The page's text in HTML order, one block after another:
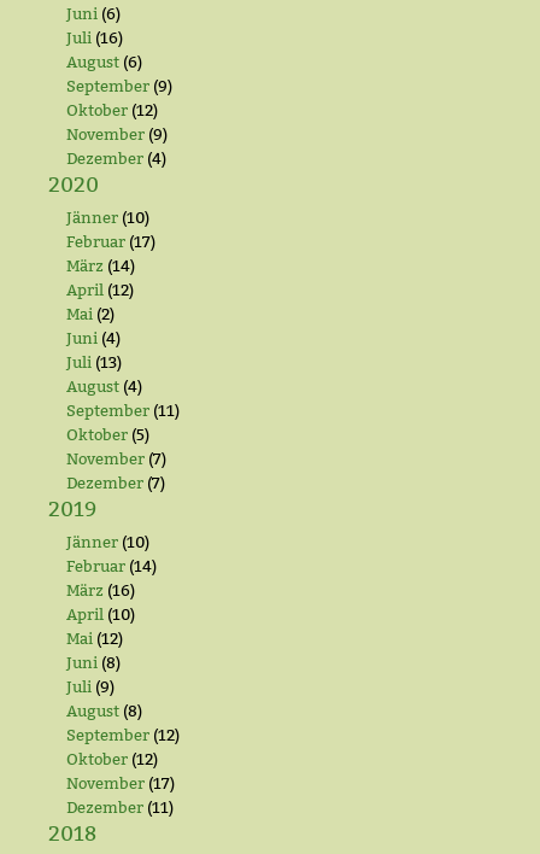
Juni (6)
Juli (16)
August (6)
September (9)
Oktober (12)
November (9)
Dezember (4)
2020
Jänner (10)
Februar (17)
März (14)
April (12)
Mai (2)
Juni (4)
Juli (13)
August (4)
September (11)
Oktober (5)
November (7)
Dezember (7)
2019
Jänner (10)
Februar (14)
März (16)
April (10)
Mai (12)
Juni (8)
Juli (9)
August (8)
September (12)
Oktober (12)
November (17)
Dezember (11)
2018